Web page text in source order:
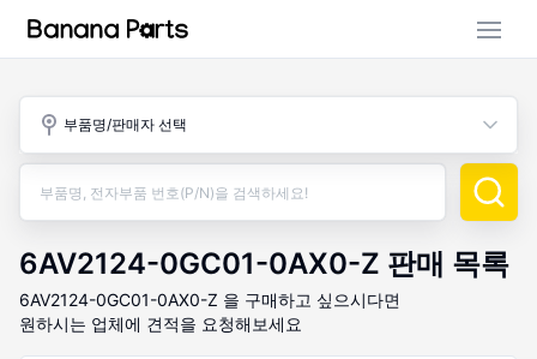
부품명/판매자 선택
6AV2124-0GC01-0AX0-Z 판매 목록
6AV2124-0GC01-0AX0-Z 을 구매하고 싶으시다면
원하시는 업체에 견적을 요청해보세요